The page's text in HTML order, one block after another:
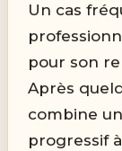
Un cas
pour son
Après
combine
progressif